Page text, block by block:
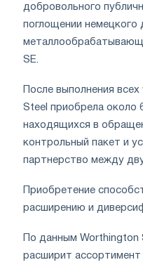
добровольного
поглощении
SE.
После выполнения
Steel приобрела около
находящихся в
контрольный пакет и
партнерство между
Приобретение
расширению и
По данным Worthington
расширит ассортимент